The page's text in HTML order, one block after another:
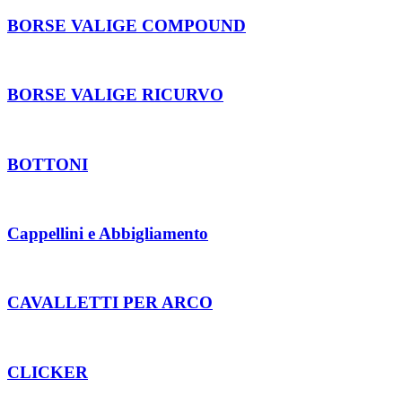
BORSE VALIGE COMPOUND
BORSE VALIGE RICURVO
BOTTONI
Cappellini e Abbigliamento
CAVALLETTI PER ARCO
CLICKER